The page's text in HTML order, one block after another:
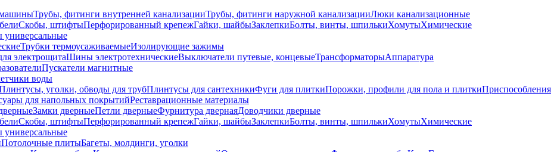
Трубы, фитинги внутренней канализацииТрубы, фитинги наружной канализацииЛюки канализационные
Скобы, штифтыПерфорированный крепежГайки, шайбыЗаклепкиБолты, винты, шпилькиХомутыХимические
Трубки термоусаживаемыеИзолирующие зажимы
электрощитаШины электротехническиеВыключатели путевые, концевыеТрансформаторыАппаратура
Пускатели магнитные
воды
уголки, обводы для трубПлинтусы для сантехникиФуги для плиткиПорожки, профили для пола и плиткиПриспособления
для напольных покрытийРеставрационные материалы
Замки дверныеПетли дверныеФурнитура двернаяДоводчики дверные
Скобы, штифтыПерфорированный крепежГайки, шайбыЗаклепкиБолты, винты, шпилькиХомутыХимические
Потолочные плитыБагеты, молдинги, уголки